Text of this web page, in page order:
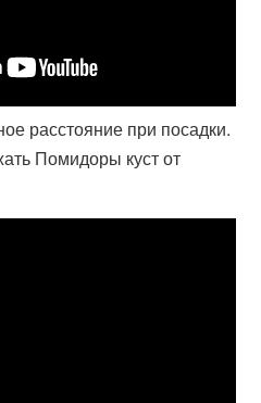
расстояние при посадки.
Помидоры куст от